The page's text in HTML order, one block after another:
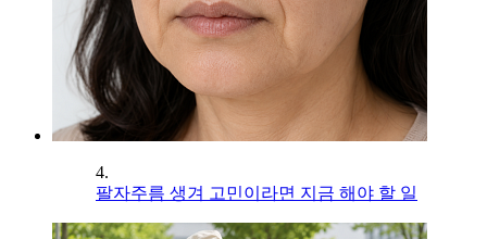
4.
팔자주름 생겨 고민이라면 지금 해야 할 일